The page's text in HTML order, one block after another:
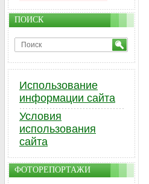
ПОИСК
Использование
информации сайта
Условия
использования
сайта
ФОТОРЕПОРТАЖИ